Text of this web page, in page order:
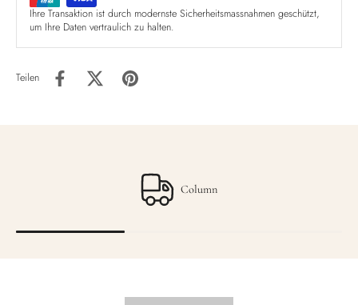
Ihre Transaktion ist durch modernste Sicherheitsmassnahmen geschützt,
um Ihre Daten vertraulich zu halten.
Teilen
Column